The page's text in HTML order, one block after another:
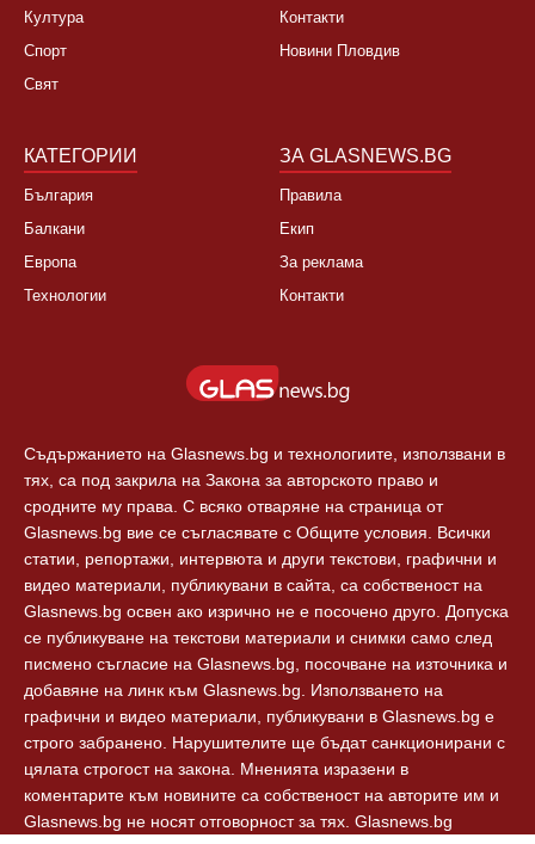
Култура
Спорт
Свят
Контакти
Новини Пловдив
КАТЕГОРИИ
България
Балкани
Европа
Технологии
ЗА GLASNEWS.BG
Правила
Екип
За реклама
Контакти
Съдържанието на Glasnews.bg и технологиите, използвани в
тях, са под закрила на Закона за авторското право и
сродните му права. С всяко отваряне на страница от
Glasnews.bg вие се съгласявате с Общите условия. Всички
статии, репортажи, интервюта и други текстови, графични и
видео материали, публикувани в сайта, са собственост на
Glasnews.bg освен ако изрично не е посочено друго. Допуска
се публикуване на текстови материали и снимки само след
писмено съгласие на Glasnews.bg, посочване на източника и
добавяне на линк към Glasnews.bg. Използването на
графични и видео материали, публикувани в Glasnews.bg е
строго забранено. Нарушителите ще бъдат санкционирани с
цялата строгост на закона. Мненията изразени в
коментарите към новините са собственост на авторите им и
Glasnews.bg не носят отговорност за тях. Glasnews.bg